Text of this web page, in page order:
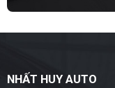
NHẤT HUY AUTO